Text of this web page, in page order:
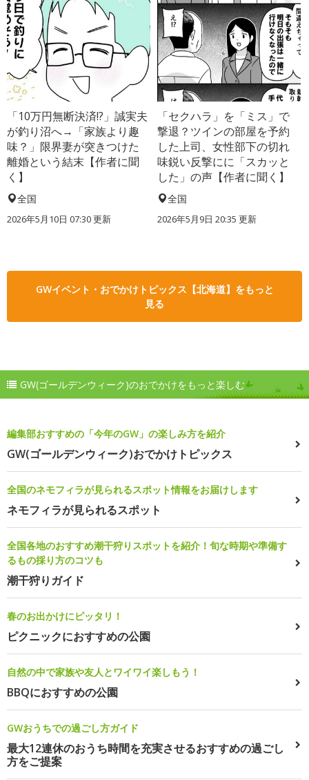
「10万円無断決済!?」誠実夫
が釣り沼へ→「家族より趣
味？」限界妻が突きつけた
離婚という結末【作者に聞
く】
全国
2026年5月10日 07:30 更新
「セクハラ」を「ミス」で
撃退？ツインの部屋を予約
した上司、女性部下の切れ
味鋭い反撃にに「スカッと
した」の声【作者に聞く】
全国
2026年5月9日 20:35 更新
GWイベント・おでかけトピックス【北海道】をもっと
見る
GW(ゴールデンウィーク)のおでかけをもっと楽しむ
編集部おすすめの「今年のGW」の楽しみ方を紹介
GW(ゴールデンウィーク)おでかけトピックス
全国のネモフィラが見られるスポット情報をお届けします
ネモフィラが見られるスポット
全国各地のおすすめ潮干狩りスポットを紹介！旬な時期や準備す
るもの採り方のコツも
潮干狩りガイド
春のお出かけにピッタリ！
ピクニックにおすすめの公園
自然の中で家族や友人とワイワイ楽しもう！
BBQにおすすめの公園
GWおうちでの過ごし方ガイド
最大12連休のおうち時間を充実させるおすすめの過ごし
方をご提案